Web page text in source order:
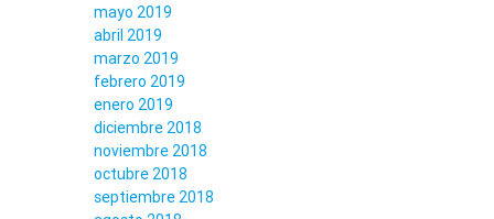
mayo 2019
abril 2019
marzo 2019
febrero 2019
enero 2019
diciembre 2018
noviembre 2018
octubre 2018
septiembre 2018